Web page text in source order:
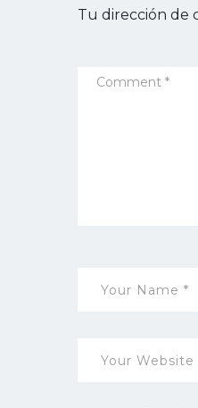
Tu dirección de